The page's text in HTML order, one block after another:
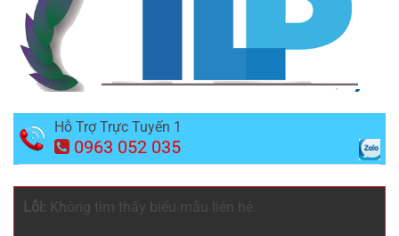
Hỗ Trợ Trực Tuyến 1
0963 052 035
Lỗi: Không tìm thấy biểu mẫu liên hệ.